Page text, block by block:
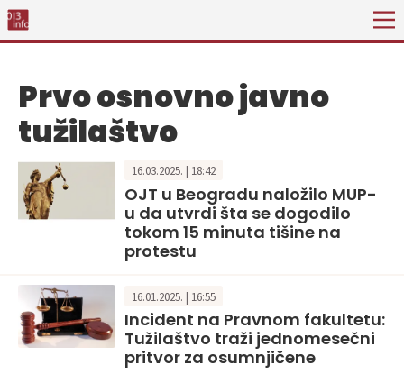
Prvo osnovno javno
tužilaštvo
16.03.2025. | 18:42
OJT u Beogradu naložilo MUP-
u da utvrdi šta se dogodilo
tokom 15 minuta tišine na
protestu
16.01.2025. | 16:55
Incident na Pravnom fakultetu:
Tužilaštvo traži jednomesečni
pritvor za osumnjičene